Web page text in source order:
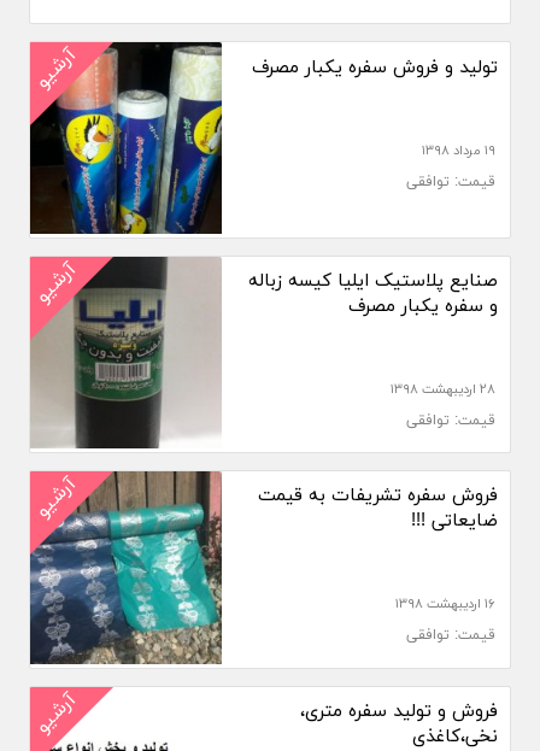
آرشیو تولید و فروش سفره یکبار مصرف
۱۹ مرداد ۱۳۹۸
قیمت: توافقی
آرشیو
صنایع پلاستیک ایلیا کیسه زباله
و سفره یکبار مصرف
۲۸ اردیبهشت ۱۳۹۸
قیمت: توافقی
آرشیو
فروش سفره تشریفات به قیمت
ضایعاتی !!!
۱۶ اردیبهشت ۱۳۹۸
قیمت: توافقی
آرشیو
فروش و تولید سفره متری،
نخی،کاغذی